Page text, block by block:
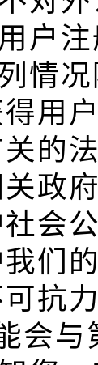
户
情况
用
的
政
会
们
抗力
会